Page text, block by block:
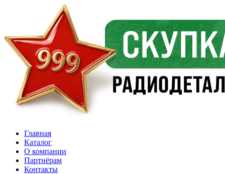
Главная
Каталог
О компании
Партнёрам
Контакты